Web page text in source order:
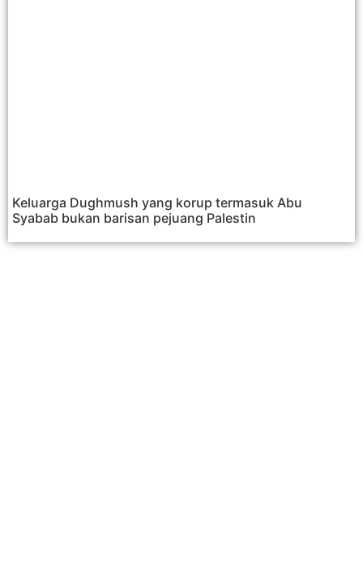
Keluarga Dughmush yang korup termasuk Abu
Syabab bukan barisan pejuang Palestin